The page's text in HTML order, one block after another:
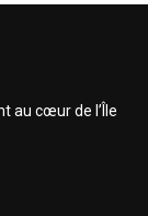
au cœur de l’Île